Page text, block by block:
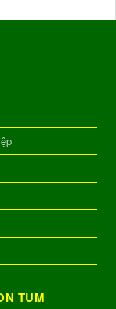
TUM